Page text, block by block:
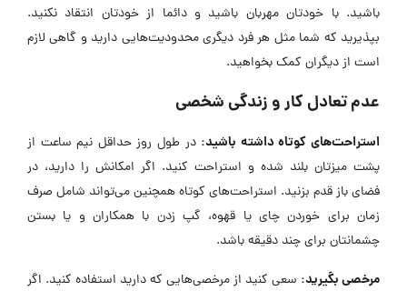
باشید. با خودتان مهربان باشید و دائما از خودتان انتقاد نکنید.
بپذیرید که شما مثل هر فرد دیگری محدودیت‌هایی دارید و گاهی لازم
است از دیگران کمک بخواهید.
عدم تعادل کار و زندگی شخصی
استراحت‌های کوتاه داشته باشید: در طول روز حداقل نیم ساعت از
پشت میزتان بلند شده و استراحت کنید. اگر امکانش را دارید، در
فضای باز قدم بزنید. استراحت‌های کوتاه همچنین می‌تواند شامل صرف
زمان برای خوردن چای یا قهوه، گپ زدن با همکاران و یا بستن
چشمانتان برای چند دقیقه باشد.
مرخصی بگیرید: سعی کنید از مرخصی‌هایی که دارید استفاده کنید. اگر